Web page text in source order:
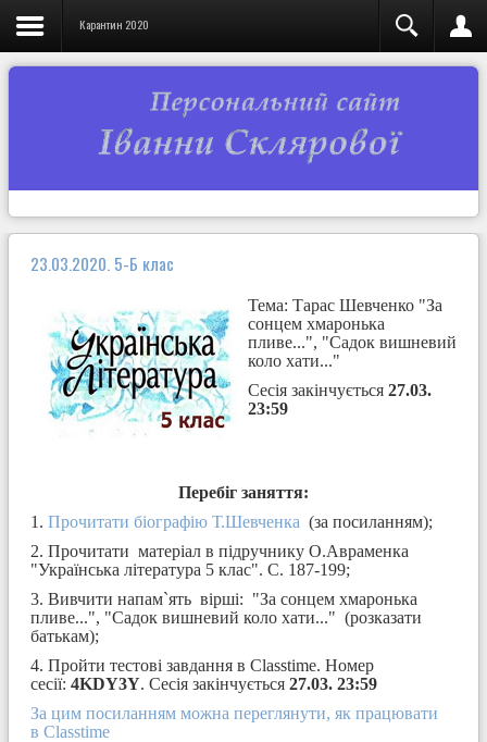
Карантин 2020
23.03.2020. 5-Б клас
Тема: Тарас Шевченко "За
сонцем хмаронька
пливе...", "Садок вишневий
коло хати..."
Сесія закінчується 27.03.
23:59
Перебіг заняття:
1. Прочитати біографію Т.Шевченка (за посиланням);
2. Прочитати матеріал в підручнику О.Авраменка
"Українська література 5 клас". С. 187-199;
3. Вивчити напам`ять вірші: "За сонцем хмаронька
пливе...", "Садок вишневий коло хати..." (розказати
батькам);
4. Пройти тестові завдання в Classtime. Номер
сесії: 4KDY3Y. Сесія закінчується 27.03. 23:59
За цим посиланням можна переглянути, як працювати
в Classtime